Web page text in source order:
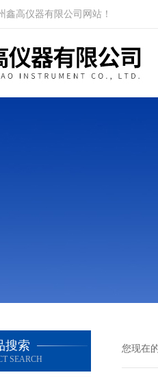
鑫高仪器有限公司网站！
搜索
SEARCH
您现在